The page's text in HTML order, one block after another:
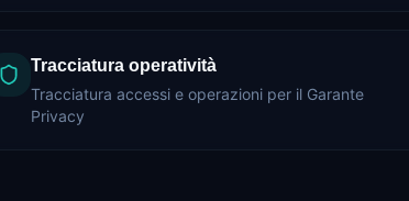
Tracciatura operatività
Tracciatura accessi e operazioni per il Garante
Privacy